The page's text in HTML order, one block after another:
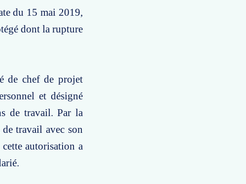
du 15 mai 2019,
dont la rupture
de chef de projet
et désigné
de travail. Par la
travail avec son
autorisation a